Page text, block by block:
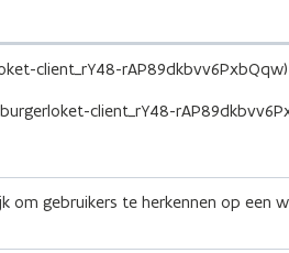
client_rY48-rAP89dkbvv6PxbQqw)
client_rY48-
om gebruikers te herkennen op een